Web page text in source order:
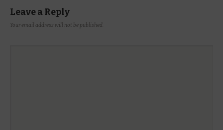
Leave a Reply
Your email address will not be published.